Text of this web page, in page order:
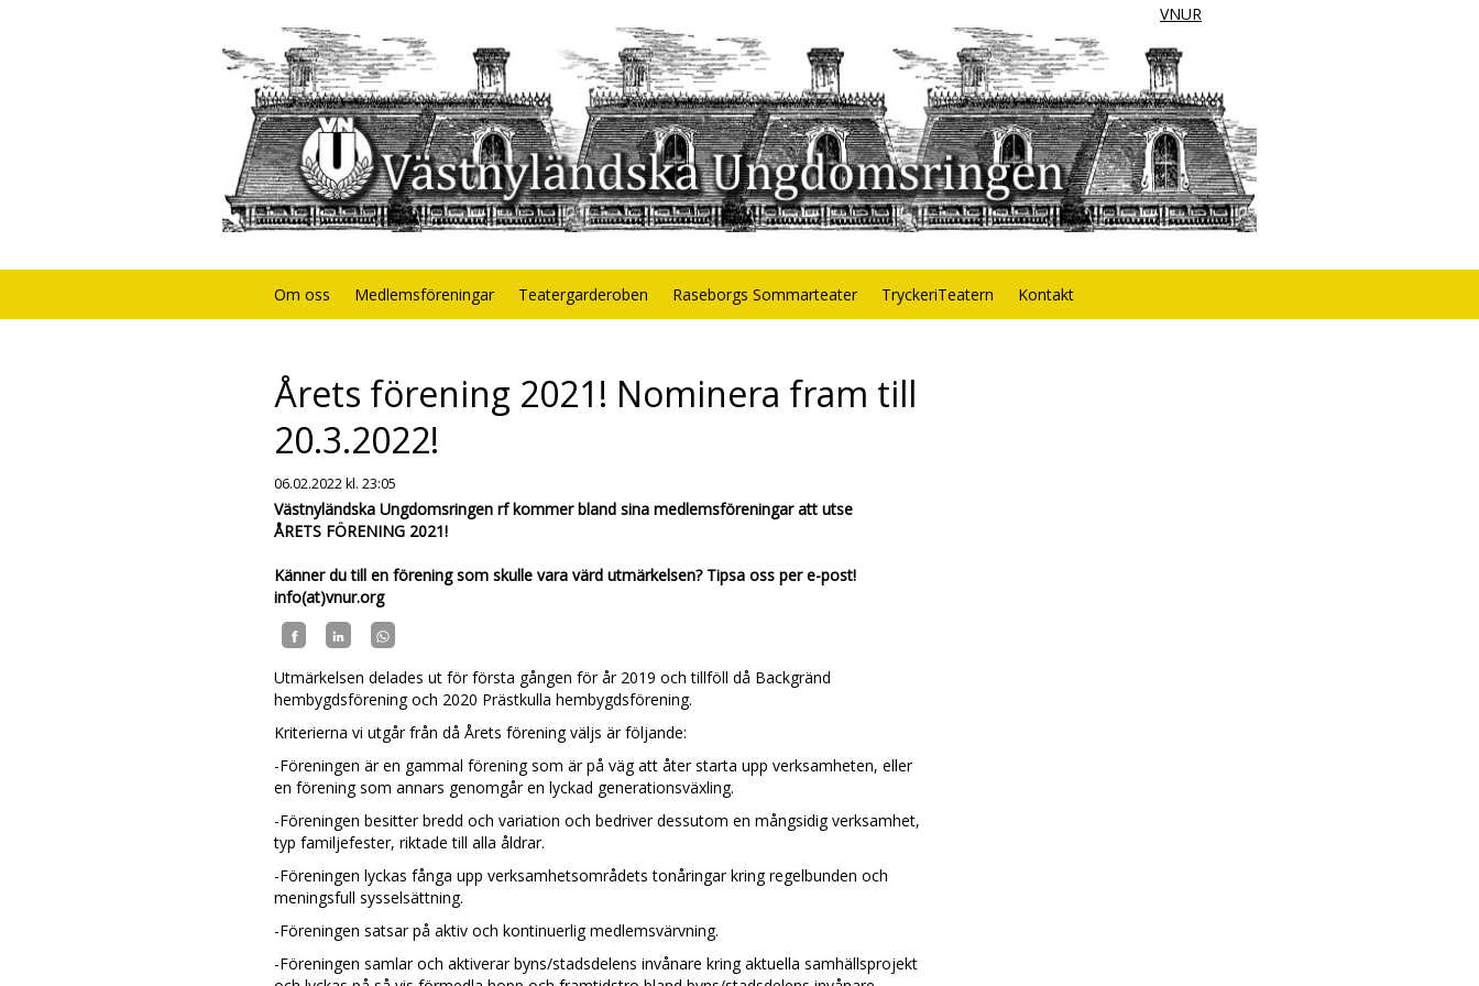
VNUR
Om oss Medlemsföreningar Teatergarderoben Raseborgs Sommarteater TryckeriTeatern Kontakt
Årets förening 2021! Nominera fram till
20.3.2022!
06.02.2022kl. 23:05
Västnyländska Ungdomsringen rf kommer bland sina medlemsföreningar att utse
ÅRETS FÖRENING 2021!
Känner du till en förening som skulle vara värd utmärkelsen? Tipsa oss per e-post!
info(at)vnur.org
Utmärkelsen delades ut för första gången för år 2019 och tillföll då Backgränd
hembygdsförening och 2020 Prästkulla hembygdsförening.
Kriterierna vi utgår från då Årets förening väljs är följande:
-Föreningen är en gammal förening som är på väg att åter starta upp verksamheten, eller
en förening som annars genomgår en lyckad generationsväxling.
-Föreningen besitter bredd och variation och bedriver dessutom en mångsidig verksamhet,
typ familjefester, riktade till alla åldrar.
-Föreningen lyckas fånga upp verksamhetsområdets tonåringar kring regelbunden och
meningsfull sysselsättning.
-Föreningen satsar på aktiv och kontinuerlig medlemsvärvning.
-Föreningen samlar och aktiverar byns/stadsdelens invånare kring aktuella samhällsprojekt